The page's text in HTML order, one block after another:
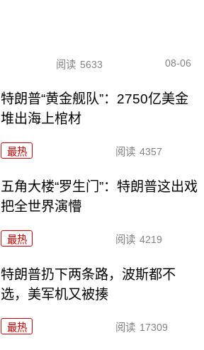
阅读 5633 08-06
特朗普“黄金舰队”：2750亿美金
堆出海上棺材
最热 阅读 4357
五角大楼“罗生门”：特朗普这出戏
把全世界演懵
最热 阅读 4219
特朗普扔下两条路，波斯都不
选，美军机又被揍
最热 阅读 17309